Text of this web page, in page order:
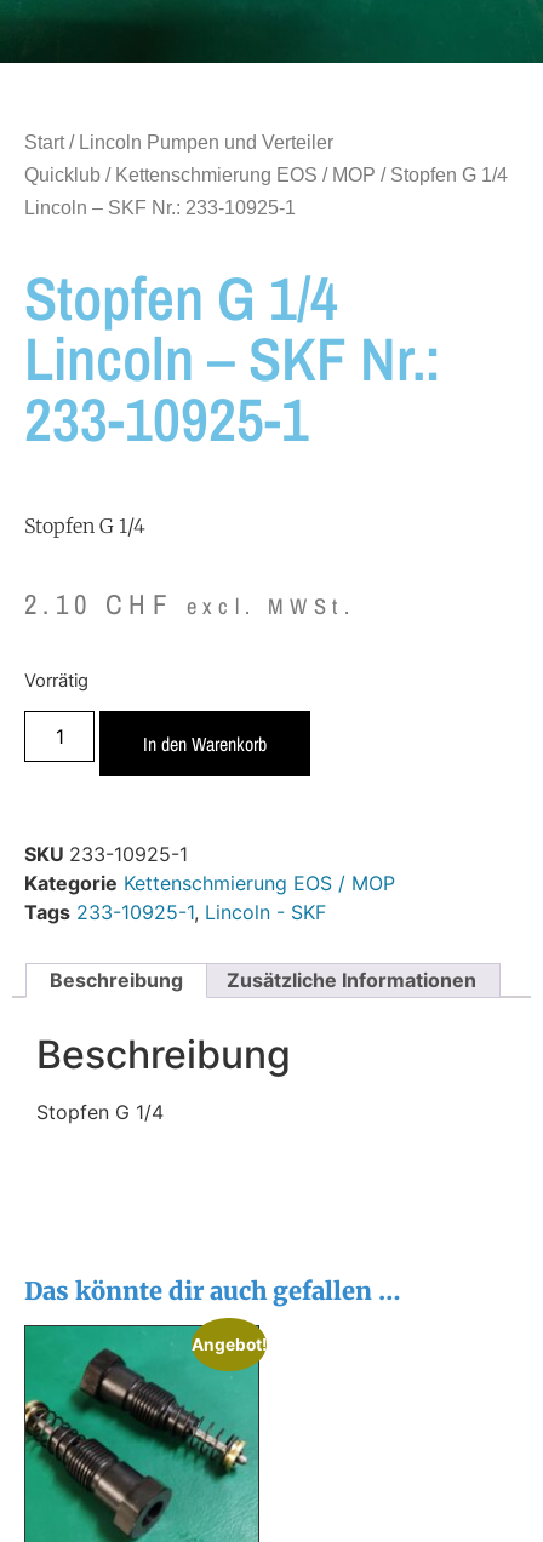
Start/ Lincoln Pumpen und Verteiler
Quicklub / Kettenschmierung EOS / MOP / Stopfen G 1/4
Lincoln – SKF Nr.: 233-10925-1
Stopfen G 1/4
Lincoln – SKF Nr.:
233-10925-1
Stopfen G 1/4
2.10 CHF excl. MWSt.
Vorrätig
In den Warenkorb
SKU 233-10925-1
Kategorie Kettenschmierung EOS / MOP
Tags 233-10925-1, Lincoln - SKF
Beschreibung Zusätzliche Informationen
Beschreibung
Stopfen G 1/4
Das könnte dir auch gefallen …
Angebot!